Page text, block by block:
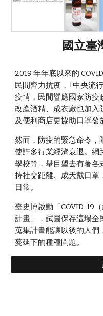
國立臺
2019 年年底以來的
民間齊力抗疫，｢中央流
疫情，民間響應國家防疫
改產酒精、成衣廠也加入
及便利商店更協助口罩發
然而，防疫的緊急命令，
使許多行業經濟衰退。網
學校等，舉目望去有著各
持社交距離、成天戴口罩
日常。
臺史博啟動「COVID-19
計畫」，試圖保存這場全
蒐集計畫能讓以後的人們
蔓延下的種種問題。